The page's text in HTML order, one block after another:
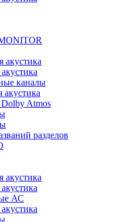
акустика
каналы
акустика
Atmos
разделов
акустика
АС